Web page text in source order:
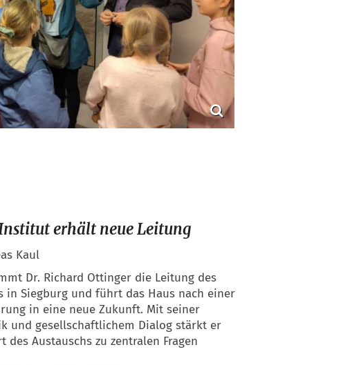
erhält neue Leitung
Kaul
Dr. Richard Ottinger die Leitung des
in Siegburg und führt das Haus nach einer
in eine neue Zukunft. Mit seiner
und gesellschaftlichem Dialog stärkt er
Austauschs zu zentralen Fragen